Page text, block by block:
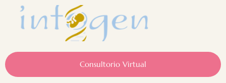
Consultorio Virtual